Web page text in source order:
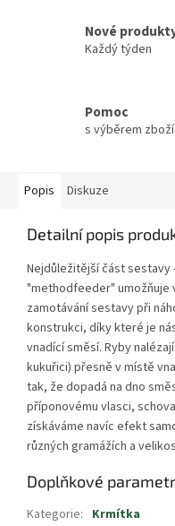
Nové
Každý týden
Pomoc
s výběrem zboží
Popis Diskuze
Detailní popis
Nejdůležitější část sestavy
"methodfeeder" umožňuje
zamotávání sestavy při
konstrukci, díky které je
vnadící směsí. Ryby
kukuřici) přesně v místě
tak, že dopadá na dno
příponovému vlasci,
získáváme navíc efekt
různých gramážích a
Doplňkové
Kategorie: Krmítka